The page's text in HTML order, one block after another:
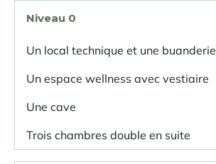
Niveau 0
Un local technique et une buanderie
Un espace wellness avec vestiaire
Une cave
Trois chambres double en suite